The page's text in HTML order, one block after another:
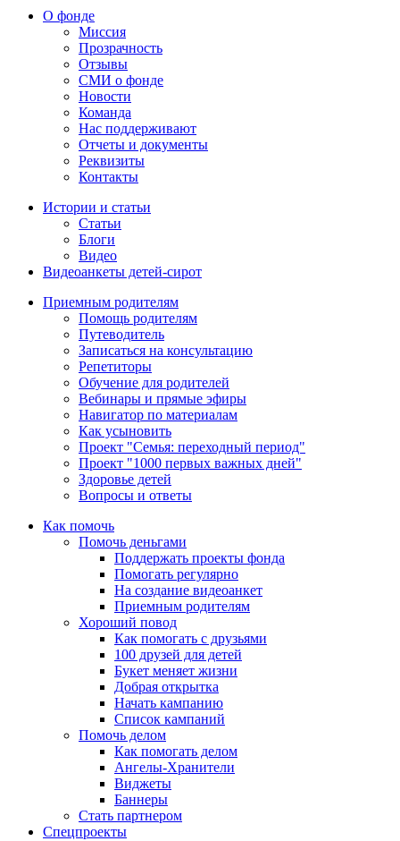
О фонде
Миссия
Прозрачность
Отзывы
СМИ о фонде
Новости
Команда
Нас поддерживают
Отчеты и документы
Реквизиты
Контакты
Истории и статьи
Статьи
Блоги
Видео
Видеоанкеты детей-сирот
Приемным родителям
Помощь родителям
Путеводитель
Записаться на консультацию
Репетиторы
Обучение для родителей
Вебинары и прямые эфиры
Навигатор по материалам
Как усыновить
Проект "Семья: переходный период"
Проект "1000 первых важных дней"
Здоровье детей
Вопросы и ответы
Как помочь
Помочь деньгами
Поддержать проекты фонда
Помогать регулярно
На создание видеоанкет
Приемным родителям
Хороший повод
Как помогать с друзьями
100 друзей для детей
Букет меняет жизни
Добрая открытка
Начать кампанию
Список кампаний
Помочь делом
Как помогать делом
Ангелы-Хранители
Виджеты
Баннеры
Стать партнером
Спецпроекты